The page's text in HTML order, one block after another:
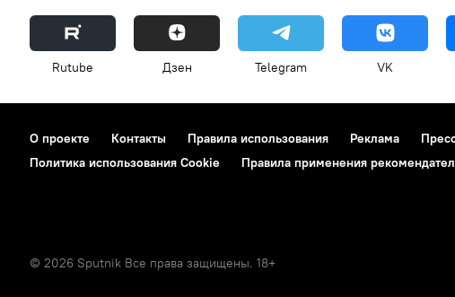
Rutube Дзен Telegram VK
О проекте Контакты Правила использования Реклама
Политика использования Cookie
Правила применения
© 2026 Sputnik Все права защищены. 18+